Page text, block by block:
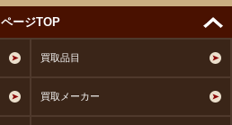
ページTOP
買取品目
買取メーカー